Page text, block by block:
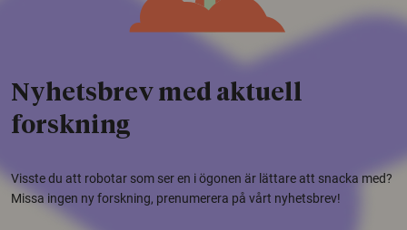
Nyhetsbrev med aktuell
forskning
Visste du att robotar som ser en i ögonen är lättare att snacka med?
Missa ingen ny forskning, prenumerera på vårt nyhetsbrev!